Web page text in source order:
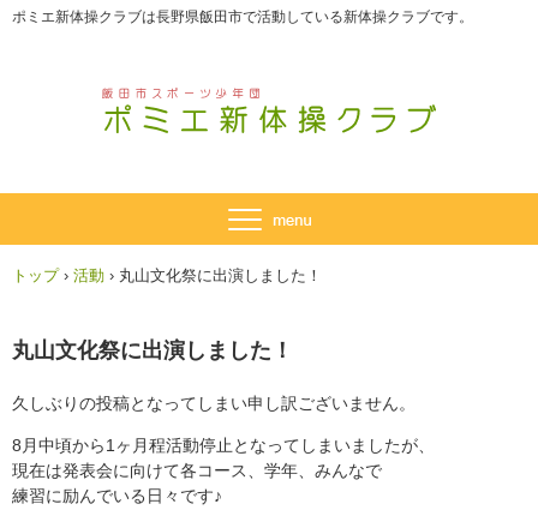
ポミエ新体操クラブは長野県飯田市で活動している新体操クラブです。
トップ › 活動 › 丸山文化祭に出演しました！
丸山文化祭に出演しました！
久しぶりの投稿となってしまい申し訳ございません。
8月中頃から1ヶ月程活動停止となってしまいましたが、
現在は発表会に向けて各コース、学年、みんなで
練習に励んでいる日々です♪